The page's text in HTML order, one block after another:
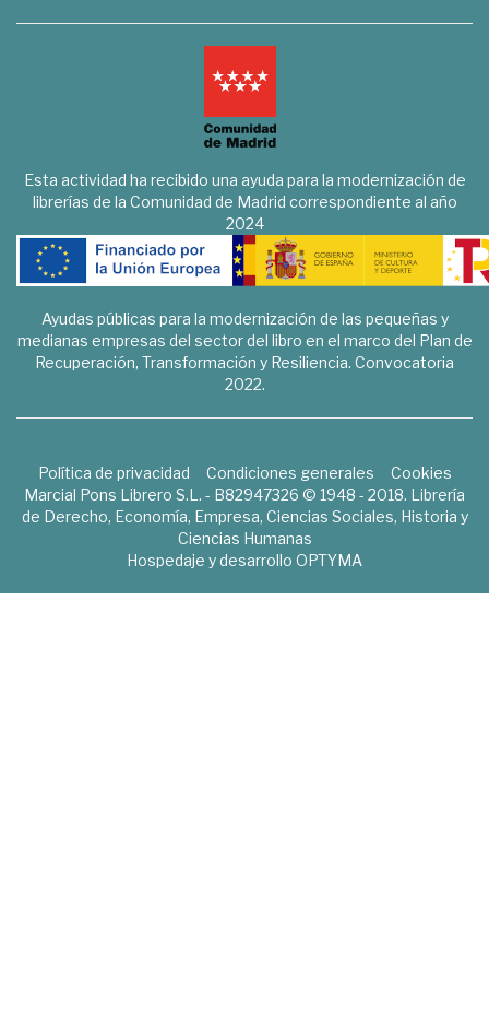
Esta actividad ha recibido una ayuda para la modernización de
librerías de la Comunidad de Madrid correspondiente al año
2024
Ayudas públicas para la modernización de las pequeñas y
medianas empresas del sector del libro en el marco del Plan de
Recuperación, Transformación y Resiliencia. Convocatoria
2022.
Política de privacidad Condiciones generales
Cookies
Marcial Pons Librero S.L. - B82947326 © 1948 - 2018. Librería
de Derecho, Economía, Empresa, Ciencias Sociales, Historia y
Ciencias Humanas
Hospedaje y desarrollo OPTYMA